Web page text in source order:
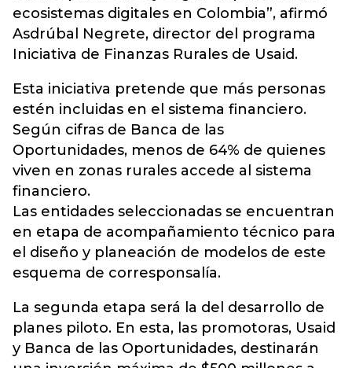
ecosistemas digitales en Colombia”, afirmó
Asdrúbal Negrete, director del programa
Iniciativa de Finanzas Rurales de Usaid.
Esta iniciativa pretende que más personas
estén incluidas en el sistema financiero.
Según cifras de Banca de las
Oportunidades, menos de 64% de quienes
viven en zonas rurales accede al sistema
financiero.
Las entidades seleccionadas se encuentran
en etapa de acompañamiento técnico para
el diseño y planeación de modelos de este
esquema de corresponsalía.
La segunda etapa será la del desarrollo de
planes piloto. En esta, las promotoras, Usaid
y Banca de las Oportunidades, destinarán